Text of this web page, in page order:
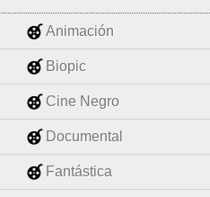
Animación
Biopic
Cine Negro
Documental
Fantástica